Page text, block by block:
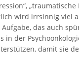
wird irrsinnig viel
das auch
der
damit sie